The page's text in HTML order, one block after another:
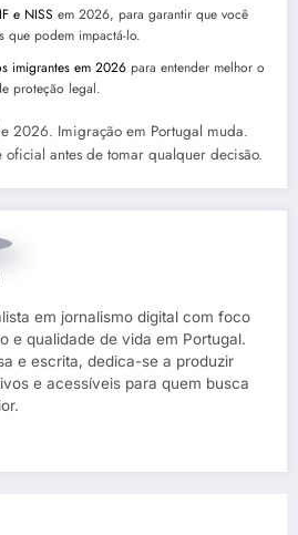
e NISS em 2026, para garantir que você
que podem impactá-lo.
imigrantes em 2026 para entender melhor o
proteção legal.
2026. Imigração em Portugal muda.
antes de tomar qualquer decisão.
em jornalismo digital com foco
e qualidade de vida em Portugal.
e escrita, dedica-se a produzir
e acessíveis para quem busca